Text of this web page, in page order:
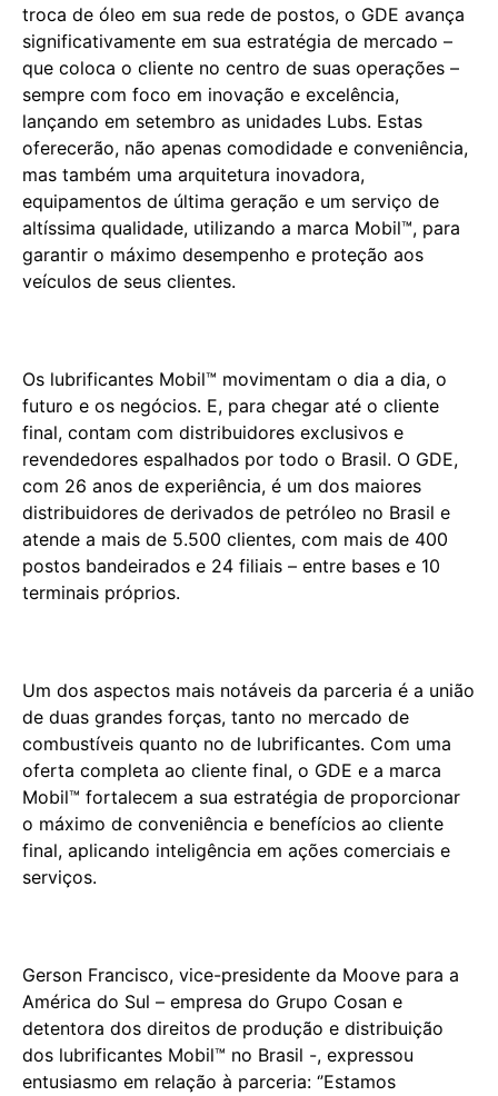
troca de óleo em sua rede de postos, o GDE avança
significativamente em sua estratégia de mercado –
que coloca o cliente no centro de suas operações –
sempre com foco em inovação e excelência,
lançando em setembro as unidades Lubs. Estas
oferecerão, não apenas comodidade e conveniência,
mas também uma arquitetura inovadora,
equipamentos de última geração e um serviço de
altíssima qualidade, utilizando a marca Mobil™, para
garantir o máximo desempenho e proteção aos
veículos de seus clientes.
Os lubrificantes Mobil™ movimentam o dia a dia, o
futuro e os negócios. E, para chegar até o cliente
final, contam com distribuidores exclusivos e
revendedores espalhados por todo o Brasil. O GDE,
com 26 anos de experiência, é um dos maiores
distribuidores de derivados de petróleo no Brasil e
atende a mais de 5.500 clientes, com mais de 400
postos bandeirados e 24 filiais – entre bases e 10
terminais próprios.
Um dos aspectos mais notáveis da parceria é a união
de duas grandes forças, tanto no mercado de
combustíveis quanto no de lubrificantes. Com uma
oferta completa ao cliente final, o GDE e a marca
Mobil™ fortalecem a sua estratégia de proporcionar
o máximo de conveniência e benefícios ao cliente
final, aplicando inteligência em ações comerciais e
serviços.
Gerson Francisco, vice-presidente da Moove para a
América do Sul – empresa do Grupo Cosan e
detentora dos direitos de produção e distribuição
dos lubrificantes Mobil™ no Brasil -, expressou
entusiasmo em relação à parceria: ‘’Estamos